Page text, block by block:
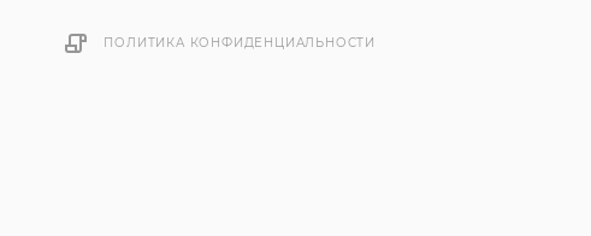
ПОЛИТИКА КОНФИДЕНЦИАЛЬНОСТИ